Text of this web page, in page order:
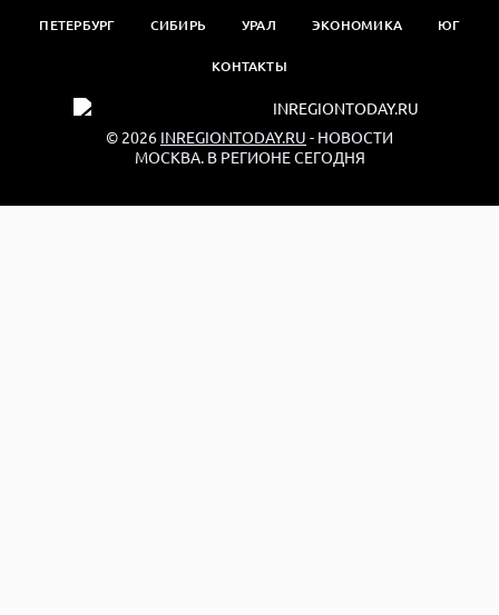
ПЕТЕРБУРГ СИБИРЬ УРАЛ ЭКОНОМИКА ЮГ
КОНТАКТЫ
© 2026 INREGIONTODAY.RU - НОВОСТИ
МОСКВА. В РЕГИОНЕ СЕГОДНЯ